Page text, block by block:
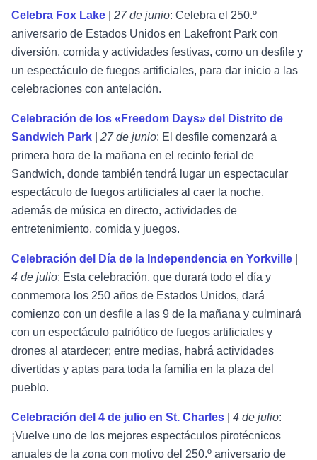
Celebra Fox Lake 27 de junio: Celebra el 250.º
aniversario de Estados Unidos en Lakefront Park con
diversión, comida y actividades festivas, como un desfile y
un espectáculo de fuegos artificiales, para dar inicio a las
celebraciones con antelación.
Celebración de los «Freedom Days» del Distrito de
Sandwich Park
27 de junio: El desfile comenzará a
primera hora de la mañana en el recinto ferial de
Sandwich, donde también tendrá lugar un espectacular
espectáculo de fuegos artificiales al caer la noche,
además de música en directo, actividades de
entretenimiento, comida y juegos.
Celebración del Día de la Independencia en Yorkville
4 de julio: Esta celebración, que durará todo el día y
conmemora los 250 años de Estados Unidos, dará
comienzo con un desfile a las 9 de la mañana y culminará
con un espectáculo patriótico de fuegos artificiales y
drones al atardecer; entre medias, habrá actividades
divertidas y aptas para toda la familia en la plaza del
pueblo.
Celebración del 4 de julio en St. Charles 4 de julio:
¡Vuelve uno de los mejores espectáculos pirotécnicos
anuales de la zona con motivo del 250.º aniversario de